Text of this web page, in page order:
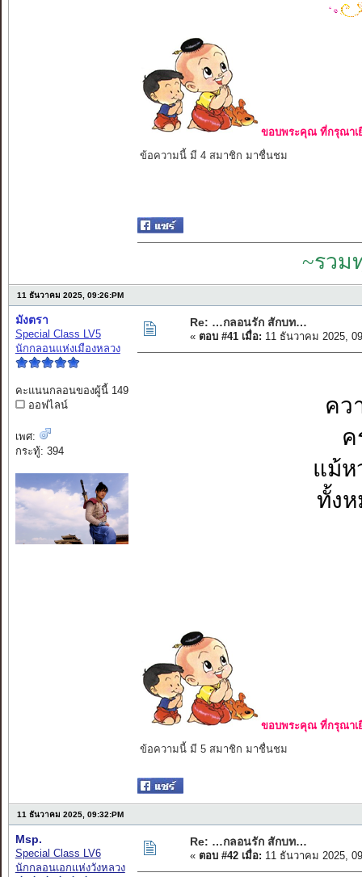
ขอบพระคุณ ที่กรุณาเ
ข้อความนี้ มี 4 สมาชิก มาชื่นชม
~รวม
11 ธันวาคม 2025, 09:26:PM
มังตรา
Special Class LV5
นักกลอนแห่งเมืองหลวง
คะแนนกลอนของผู้นี้ 149
ออฟไลน์
เพศ:
กระทู้: 394
Re: …กลอนรัก สักบท…
« ตอบ #41 เมื่อ: 11 ธันวาคม 2025,
คว
ค
แม้ห
ทั้ง
ขอบพระคุณ ที่กรุณาเ
ข้อความนี้ มี 5 สมาชิก มาชื่นชม
11 ธันวาคม 2025, 09:32:PM
Msp.
Special Class LV6
นักกลอนเอกแห่งวังหลวง
Re: …กลอนรัก สักบท…
« ตอบ #42 เมื่อ: 11 ธันวาคม 2025,